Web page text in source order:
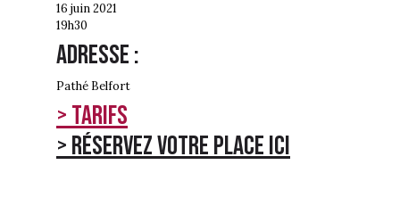
16 juin 2021
19h30
Adresse :
Pathé Belfort
> Tarifs
> Réservez votre place ici